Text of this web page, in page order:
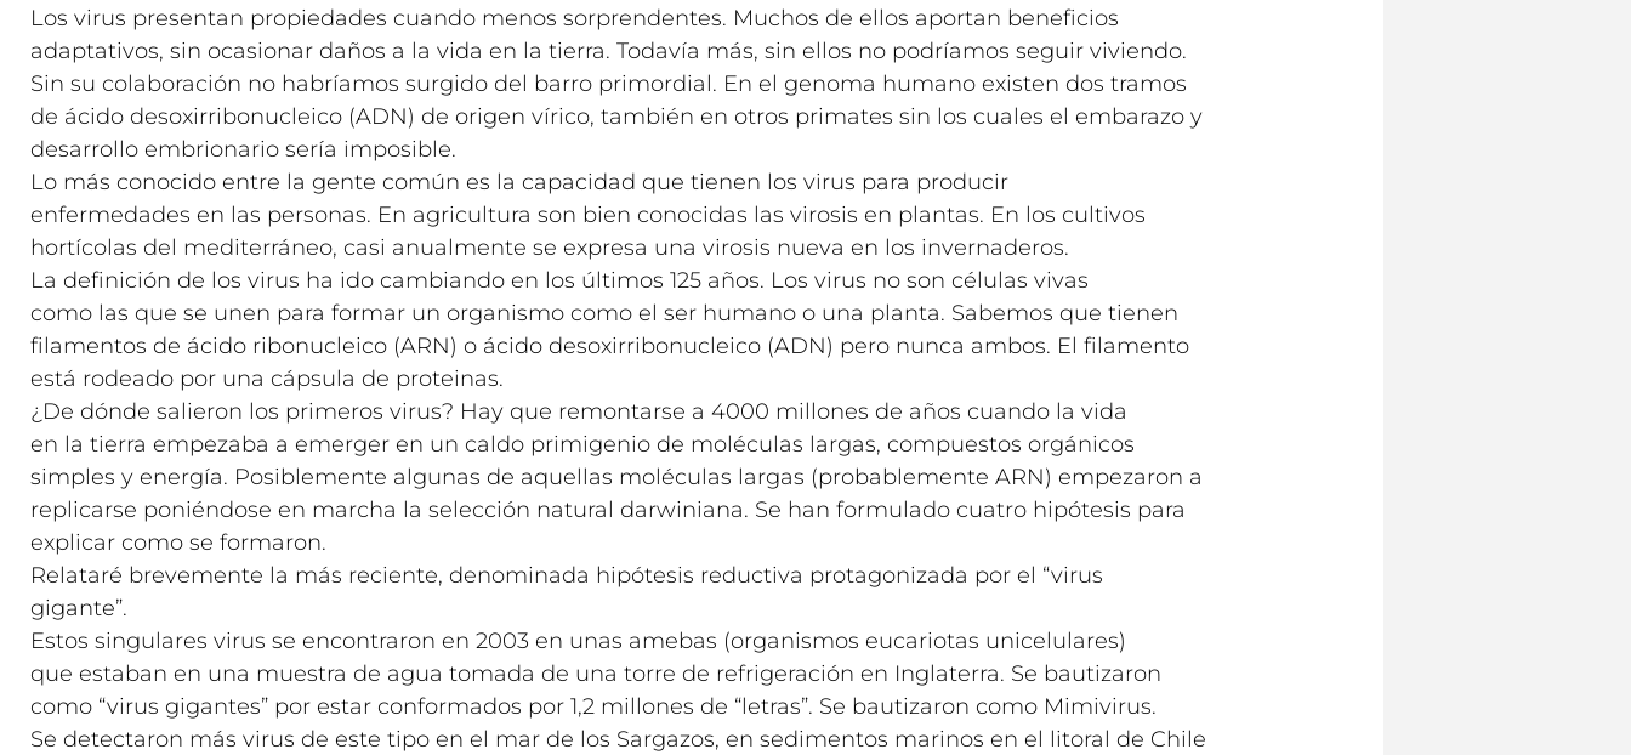
Los virus presentan propiedades cuando menos sorprendentes. Muchos de ellos aportan beneficios
adaptativos, sin ocasionar daños a la vida en la tierra. Todavía más, sin ellos no podríamos seguir viviendo.
Sin su colaboración no habríamos surgido del barro primordial. En el genoma humano existen dos tramos
de ácido desoxirribonucleico (ADN) de origen vírico, también en otros primates sin los cuales el embarazo y
desarrollo embrionario sería imposible.
Lo más conocido entre la gente común es la capacidad que tienen los virus para producir
enfermedades en las personas. En agricultura son bien conocidas las virosis en plantas. En los cultivos
hortícolas del mediterráneo, casi anualmente se expresa una virosis nueva en los invernaderos.
La definición de los virus ha ido cambiando en los últimos 125 años. Los virus no son células vivas
como las que se unen para formar un organismo como el ser humano o una planta. Sabemos que tienen
filamentos de ácido ribonucleico (ARN) o ácido desoxirribonucleico (ADN) pero nunca ambos. El filamento
está rodeado por una cápsula de proteinas.
¿De dónde salieron los primeros virus? Hay que remontarse a 4000 millones de años cuando la vida
en la tierra empezaba a emerger en un caldo primigenio de moléculas largas, compuestos orgánicos
simples y energía. Posiblemente algunas de aquellas moléculas largas (probablemente ARN) empezaron a
replicarse poniéndose en marcha la selección natural darwiniana. Se han formulado cuatro hipótesis para
explicar como se formaron.
Relataré brevemente la más reciente, denominada hipótesis reductiva protagonizada por el “virus
gigante”.
Estos singulares virus se encontraron en 2003 en unas amebas (organismos eucariotas unicelulares)
que estaban en una muestra de agua tomada de una torre de refrigeración en Inglaterra. Se bautizaron
como “virus gigantes” por estar conformados por 1,2 millones de “letras”. Se bautizaron como Mimivirus.
Se detectaron más virus de este tipo en el mar de los Sargazos, en sedimentos marinos en el litoral de Chile